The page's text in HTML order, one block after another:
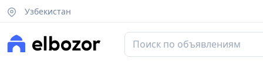
Узбекистан